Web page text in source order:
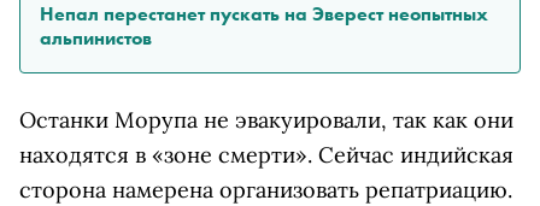
Непал перестанет пускать на Эверест неопытных
альпинистов
Останки Морупа не эвакуировали, так как они
находятся в «зоне смерти». Сейчас индийская
сторона намерена организовать репатриацию.